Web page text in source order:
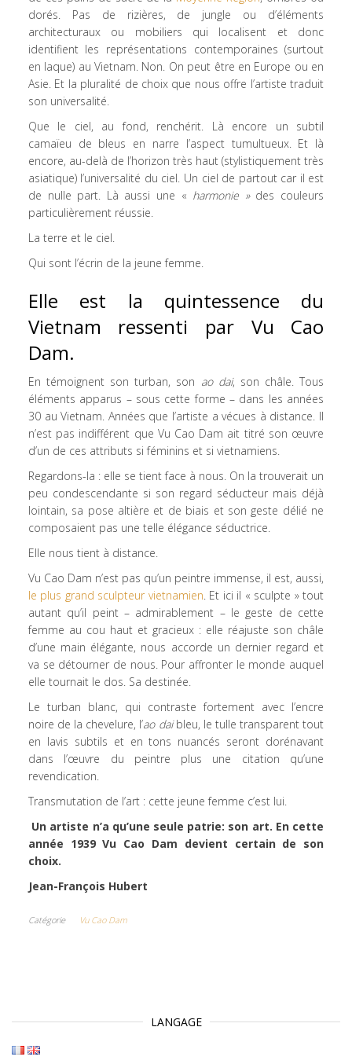
dorés. Pas de rizières, de jungle ou d’éléments
architecturaux ou mobiliers qui localisent et donc
identifient les représentations contemporaines (surtout
en laque) au Vietnam. Non. On peut être en Europe ou en
Asie. Et la pluralité de choix que nous offre l’artiste traduit
son universalité.
Que le ciel, au fond, renchérit. Là encore un subtil
camaïeu de bleus en narre l’aspect tumultueux. Et là
encore, au-delà de l’horizon très haut (stylistiquement très
asiatique) l’universalité du ciel. Un ciel de partout car il est
de nulle part. Là aussi une « harmonie »des couleurs
particulièrement réussie.
La terre et le ciel.
Qui sont l’écrin de la jeune femme.
Elle est la quintessence du
Vietnam ressenti par Vu Cao
Dam.
En témoignent son turban, son ao dai, son châle. Tous
éléments apparus – sous cette forme – dans les années
30 au Vietnam. Années que l’artiste a vécues à distance. Il
n’est pas indifférent que Vu Cao Dam ait titré son œuvre
d’un de ces attributs si féminins et si vietnamiens.
Regardons-la : elle se tient face à nous. On la trouverait un
peu condescendante si son regard séducteur mais déjà
lointain, sa pose altière et de biais et son geste délié ne
composaient pas une telle élégance séductrice.
Elle nous tient à distance.
Vu Cao Dam n’est pas qu’un peintre immense, il est, aussi,
le plus grand sculpteur vietnamien. Et ici il « sculpte » tout
autant qu’il peint – admirablement – le geste de cette
femme au cou haut et gracieux : elle réajuste son châle
d’une main élégante, nous accorde un dernier regard et
va se détourner de nous. Pour affronter le monde auquel
elle tournait le dos. Sa destinée.
Le turban blanc, qui contraste fortement avec l’encre
noire de la chevelure, l’ao daibleu, le tulle transparent tout
en lavis subtils et en tons nuancés seront dorénavant
dans l’œuvre du peintre plus une citation qu’une
revendication.
Transmutation de l’art : cette jeune femme c’est lui.
Un artiste n’a qu’une seule patrie: son art. En cette
année 1939 Vu Cao Dam devient certain de son
choix.
Jean-François Hubert
Catégorie Vu Cao Dam
LANGAGE